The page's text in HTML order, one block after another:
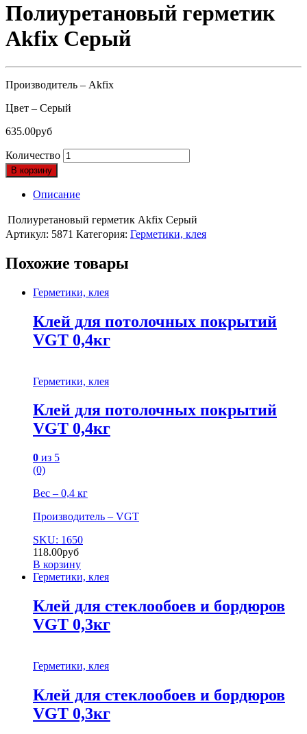
Полиуретановый герметик
Akfix Серый
Производитель – Akfix
Цвет – Серый
635.00руб
Количество
В корзину
Описание
Полиуретановый герметик Akfix Серый
Артикул: 5871 Категория: Герметики, клея
Похожие товары
Герметики, клея
Клей для потолочных покрытий
VGT 0,4кг
Герметики, клея
Клей для потолочных покрытий
VGT 0,4кг
0 из 5
(0)
Вес – 0,4 кг
Производитель – VGT
SKU: 1650
118.00руб
В корзину
Герметики, клея
Клей для стеклообоев и бордюров
VGT 0,3кг
Герметики, клея
Клей для стеклообоев и бордюров
VGT 0,3кг